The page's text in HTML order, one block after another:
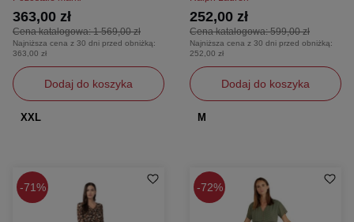
Cena katalogowa:1 569,00 zł
363,00 zł
Najniższa cena z 30 dni przed obniżką:
363,00 zł
Dodaj do koszyka
XXL
Cena katalogowa:599,00 zł
252,00 zł
Najniższa cena z 30 dni przed obniżką:
252,00 zł
Dodaj do koszyka
M
71% 72%